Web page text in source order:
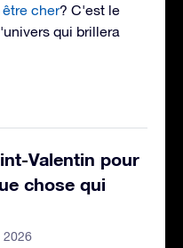
cher? C'est le
qui brillera
Valentin pour
chose qui
2026